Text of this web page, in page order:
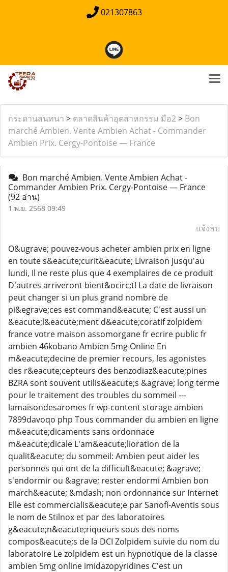
021307863
กระดานสนทนา > ตลาดสินค้าอุตสาหกรรม มือ2> Bon
marché Ambien. Vente Ambien Achat - Commander
Ambien Prix. Cergy-Pontoise — France
Bon marché Ambien. Vente Ambien Achat -
Commander Ambien Prix. Cergy-Pontoise — France
(92 อ่าน)
1 พ.ย. 2568 09:49
แจ้งลบ
O&ugrave; pouvez-vous acheter ambien prix en ligne
en toute s&eacute;curit&eacute; Livraison jusqu'au
lundi, Il ne reste plus que 4 exemplaires de ce produit
D'autres arriveront bient&ocirc;t! La date de livraison
peut changer si un plus grand nombre de
pi&egrave;ces est command&eacute; C'est aussi un
&eacute;l&eacute;ment d&eacute;coratif zolpidem
france votre maison assomorgane fr ecrire public fr
ambien 46kobano Ambien 5mg Online En
m&eacute;decine de premier recours, les agonistes
des r&eacute;cepteurs des benzodiaz&eacute;pines
BZRA sont souvent utilis&eacute;s &agrave; long terme
pour le traitement des troubles du sommeil ---
lamaisondesaromes fr wp-content storage ambien
7899davoqo php Tous commander du ambien en ligne
m&eacute;dicaments sans ordonnace
m&eacute;dicale L'am&eacute;lioration de la
qualit&eacute; du sommeil: Ambien peut aider les
personnes qui ont de la difficult&eacute; &agrave;
s'endormir ou &agrave; rester endormi Ambien bon
march&eacute; &mdash; non ordonnance sur Internet
Elle est commercialis&eacute;e par Sanofi-Aventis sous
le nom de Stilnox et par des laboratoires
g&eacute;n&eacute;riqueurs sous des noms
compos&eacute;s de la DCI Zolpidem suivie du nom du
laboratoire Le zolpidem est un hypnotique de la classe
ambien 5mg online imidazopyridines C'est un